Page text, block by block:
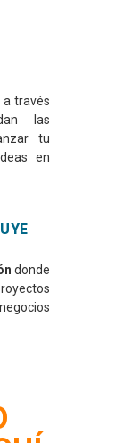
a través
las
tu
en
donde